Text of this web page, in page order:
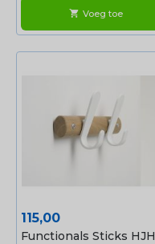
shopping_cart Voeg toe
Prijs
115,00
Functionals Sticks HJH